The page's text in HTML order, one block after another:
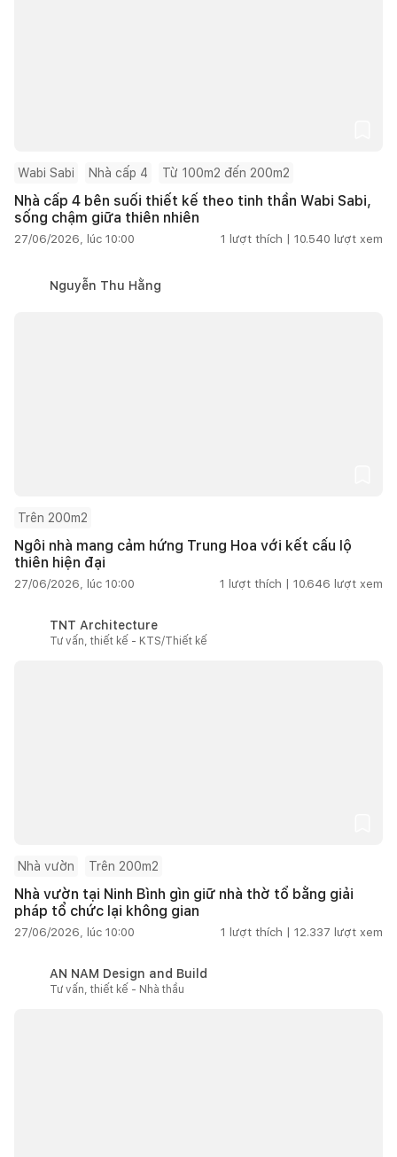
Wabi Sabi Nhà cấp 4 Từ 100m2 đến 200m2
Nhà cấp 4 bên suối thiết kế theo tinh thần Wabi Sabi,
sống chậm giữa thiên nhiên
27/06/2026, lúc 10:00 1 lượt thích | 10.540 lượt xem
Nguyễn Thu Hằng
Trên 200m2
Ngôi nhà mang cảm hứng Trung Hoa với kết cấu lộ
thiên hiện đại
27/06/2026, lúc 10:00 1 lượt thích | 10.646 lượt xem
TNT Architecture
Tư vấn, thiết kế - KTS/Thiết kế
Nhà vườn Trên 200m2
Nhà vườn tại Ninh Bình gìn giữ nhà thờ tổ bằng giải
pháp tổ chức lại không gian
27/06/2026, lúc 10:00 1 lượt thích | 12.337 lượt xem
AN NAM Design and Build
Tư vấn, thiết kế - Nhà thầu